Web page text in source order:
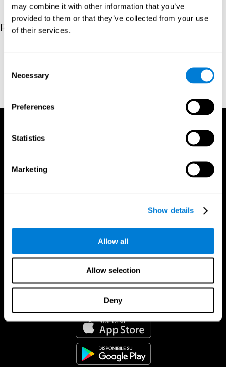
may combine it with other information that you’ve
provided to them or that they’ve collected from your use
of their services.
Selection
Necessary
Preferences
Statistics
Marketing
Show details
Allow all
Allow selection
Deny
Riferimenti
Wechsler, D. (1997). WAIS-III: Wechsler Adult Intelligence Scale -
Third edition administration and scoring manual. San Antonio,
App Di CogniFit